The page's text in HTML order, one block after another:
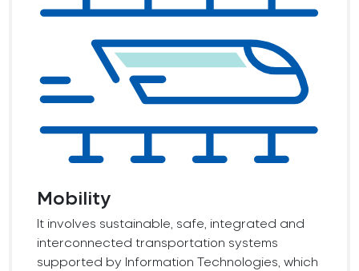
Mobility
It involves sustainable, safe, integrated and
interconnected transportation systems
supported by Information Technologies, which